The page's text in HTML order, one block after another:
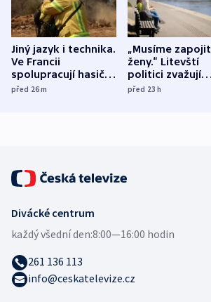
Jiný jazyk i technika.
Ve Francii
spolupracují hasiči z
různých zemí
před 26m
„Musíme zapojit
ženy.“ Litevští
politici zvažují
dohodu o
před 23h
Divácké centrum
každý všední den:8:00—16:00 hodin
261 136 113
info@ceskatelevize.cz